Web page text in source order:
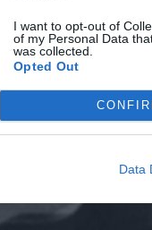
I want to opt-out of
of my Personal Data
was collected.
Opted Out
Data